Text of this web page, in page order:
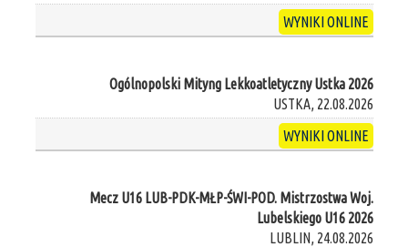
WYNIKI ONLINE
Ogólnopolski Mityng Lekkoatletyczny Ustka 2026
USTKA, 22.08.2026
WYNIKI ONLINE
Mecz U16 LUB-PDK-MŁP-ŚWI-POD. Mistrzostwa Woj.
Lubelskiego U16 2026
LUBLIN, 24.08.2026